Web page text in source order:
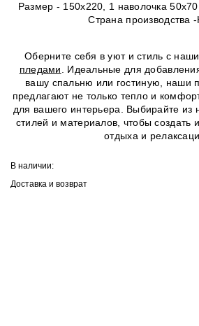
Размер - 150х220, 1 наволочка
Страна производства -
Оберните себя в уют и стиль с
пледами
. Идеальные для
вашу спальню или гостиную, наши
предлагают не только тепло и
для вашего интерьера. Выбирайте из
стилей и материалов, чтобы создать
отдыха и
В наличии:
Доставка и возврат